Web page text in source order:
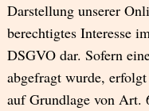
Darstellung unserer
berechtigtes Interesse
DSGVO dar. Sofern
abgefragt wurde,
auf Grundlage von